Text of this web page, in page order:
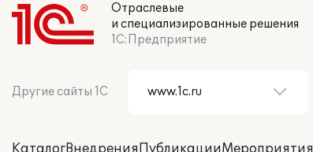
Отраслевые
и специализированные решения
1С:Предприятие
Другие сайты 1С
КаталогВнедрения ПубликацииМероприятия